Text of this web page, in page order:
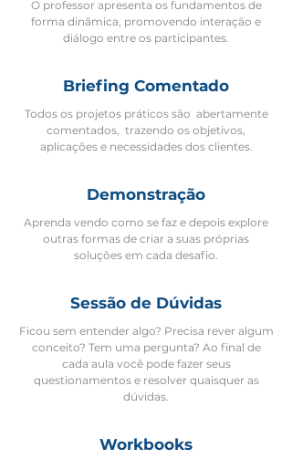
O professor apresenta os fundamentos de
forma dinâmica, promovendo interação e
diálogo entre os participantes.
Briefing Comentado
Todos os projetos práticos são abertamente
comentados, trazendo os objetivos,
aplicações e necessidades dos clientes.
Demonstração
Aprenda vendo como se faz e depois explore
outras formas de criar a suas próprias
soluções em cada desafio.
Sessão de Dúvidas
Ficou sem entender algo? Precisa rever algum
conceito? Tem uma pergunta? Ao final de
cada aula você pode fazer seus
questionamentos e resolver quaisquer as
dúvidas.
Workbooks